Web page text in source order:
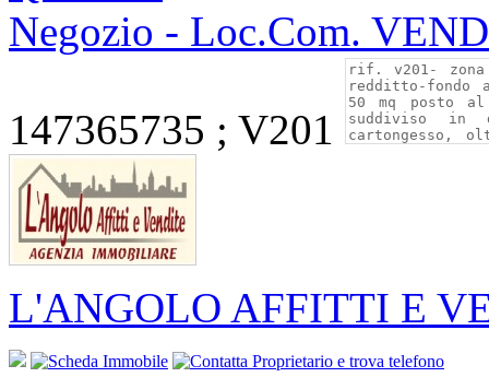
Negozio - Loc.Com.
147365735 ; V201
L'ANGOLO AFFITTI E